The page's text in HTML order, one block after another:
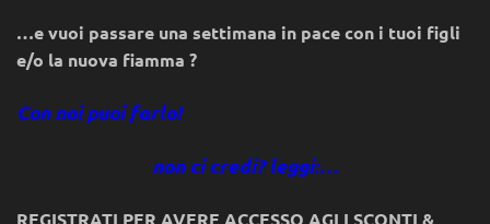
…e vuoi passare una settimana in pace con i tuoi figli
e/o la nuova fiamma ?
Con noi puoi farlo!
non ci credi? leggi:…
REGISTRATI PER AVERE ACCESSO AGLI SCONTI &